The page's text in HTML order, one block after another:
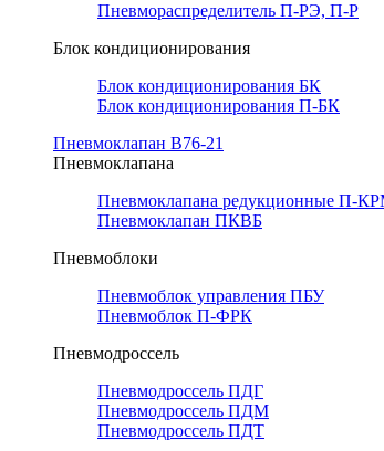
Пневмораспределитель П-РЭ, П-Р
Блок кондиционирования
Блок кондиционирования БК
Блок кондиционирования П-БК
Пневмоклапан В76-21
Пневмоклапана
Пневмоклапана редукционные П-
Пневмоклапан ПКВБ
Пневмоблоки
Пневмоблок управления ПБУ
Пневмоблок П-ФРК
Пневмодроссель
Пневмодроссель ПДГ
Пневмодроссель ПДМ
Пневмодроссель ПДТ